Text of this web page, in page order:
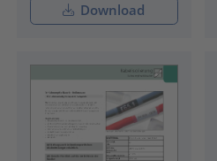
Download